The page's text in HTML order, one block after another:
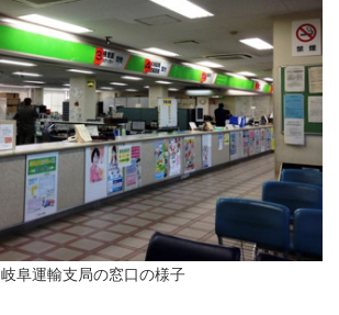
岐阜運輸支局の窓口の様子